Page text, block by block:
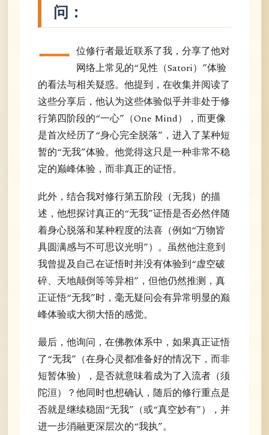
问：
一 位修行者最近联系了我，分享了他对
网络上常见的“见性（Satori）”体验
的看法与相关疑惑。他提到，在收集并阅读了
这些分享后，他认为这些体验似乎并非处于修
行第四阶段的“一心”（One Mind），而更像
是首次经历了“身心完全脱落”，进入了某种短
暂的“无我”体验。他觉得这只是一种非常不稳
定的巅峰体验，而非真正的证悟。
此外，结合我对修行第五阶段（无我）的描
述，他想探讨真正的“无我”证悟是否必然伴随
着身心脱落和某种程度的法喜（例如“万物皆
具圆满感与不可思议光明”）。虽然他注意到
我曾提及自己在证悟时并没有体验到“虚空破
碎、天地颠倒等等异相”，但他仍然推测，真
正证悟“无我”时，毫无疑问会有异常明显的巅
峰体验或大彻大悟的感觉。
最后，他询问，在佛教体系中，如果真正证悟
了“无我”（在身心灵都准备好的情况下，而非
短暂体验），是否就意味着成为了入流者（须
陀洹）？他同时也想确认，随后的修行重点是
否就是继续稳固“无我”（或“真空妙有”），并
进一步消融更深层次的“我执”。